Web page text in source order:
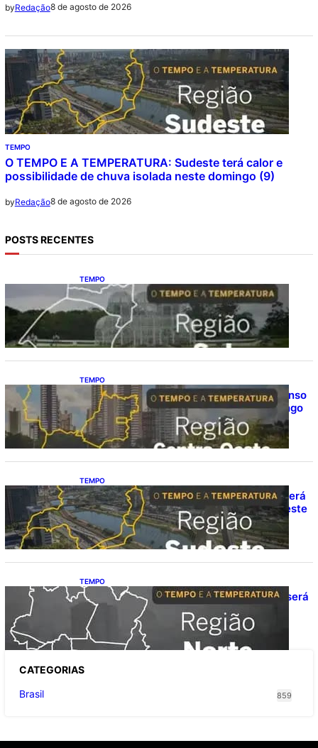
byRedação8 de agosto de 2026
TEMPO
O TEMPO E A TEMPERATURA: Sudeste terá calor e
possibilidade de chuva isolada neste domingo (9)
byRedação8 de agosto de 2026
POSTS RECENTES
TEMPO
O TEMPO E A TEMPERATURA: Sul terá
chuva, frio e possibilidade de trovoadas
neste domingo (9)
TEMPO
O TEMPO E A TEMPERATURA: calor intenso
predomina no Centro-Oeste neste domingo
(9)
TEMPO
O TEMPO E A TEMPERATURA: Sudeste terá
calor e possibilidade de chuva isolada neste
domingo (9)
TEMPO
O TEMPO E A TEMPERATURA: domingo será
de pancadas de chuva entre Amazonas,
Acre e Roraima
CATEGORIAS
Brasil
859